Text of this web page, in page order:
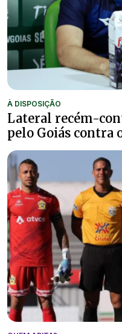
À DISPOSIÇÃO
Lateral recém-
pelo Goiás contra